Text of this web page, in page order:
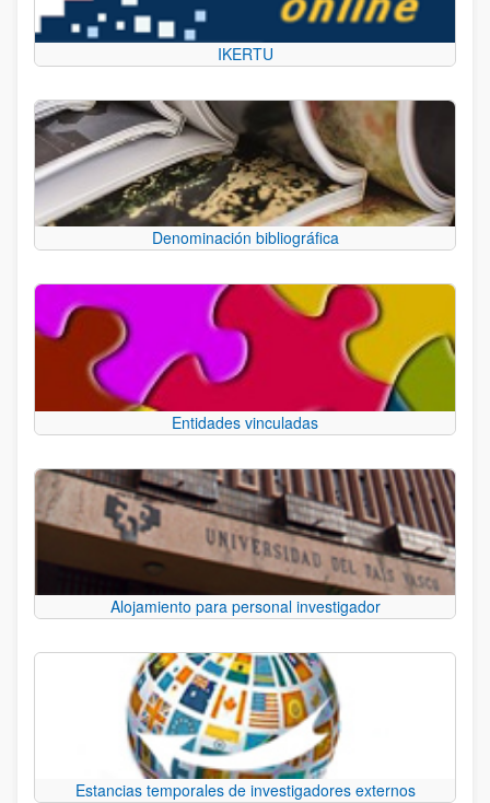
IKERTU
Denominación bibliográfica
Entidades vinculadas
Alojamiento para personal investigador
Estancias temporales de investigadores externos